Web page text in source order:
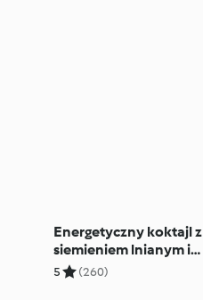
Energetyczny koktajl z
siemieniem lnianym i
nasionami chia
5 (260)